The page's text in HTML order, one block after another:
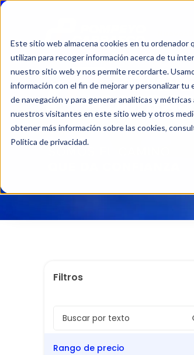
Este sitio web almacena cookies en tu ordenador
utilizan para recoger información acerca de tu
nuestro sitio web y nos permite recordarte.
información con el fin de mejorar y personalizar tu
de navegación y para generar analíticas y métricas
nuestros visitantes en este sitio web y otros
obtener más información sobre las cookies,
Política de privacidad.
Rango de precio